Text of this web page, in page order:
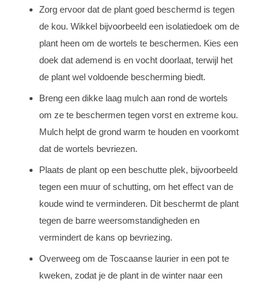
Zorg ervoor dat de plant goed beschermd is tegen
de kou. Wikkel bijvoorbeeld een isolatiedoek om de
plant heen om de wortels te beschermen. Kies een
doek dat ademend is en vocht doorlaat, terwijl het
de plant wel voldoende bescherming biedt.
Breng een dikke laag mulch aan rond de wortels
om ze te beschermen tegen vorst en extreme kou.
Mulch helpt de grond warm te houden en voorkomt
dat de wortels bevriezen.
Plaats de plant op een beschutte plek, bijvoorbeeld
tegen een muur of schutting, om het effect van de
koude wind te verminderen. Dit beschermt de plant
tegen de barre weersomstandigheden en
vermindert de kans op bevriezing.
Overweeg om de Toscaanse laurier in een pot te
kweken, zodat je de plant in de winter naar een